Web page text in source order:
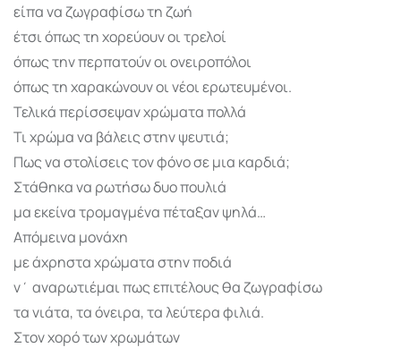
είπα να ζωγραφίσω τη ζωή
έτσι όπως τη χορεύουν οι τρελοί
όπως την περπατούν οι ονειροπόλοι
όπως τη χαρακώνουν οι νέοι ερωτευμένοι.
Τελικά περίσσεψαν χρώματα πολλά
Τι χρώμα να βάλεις στην ψευτιά;
Πως να στολίσεις τον φόνο σε μια καρδιά;
Στάθηκα να ρωτήσω δυο πουλιά
μα εκείνα τρομαγμένα πέταξαν ψηλά…
Απόμεινα μονάχη
με άχρηστα χρώματα στην ποδιά
ν΄ αναρωτιέμαι πως επιτέλους θα ζωγραφίσω
τα νιάτα, τα όνειρα, τα λεύτερα φιλιά.
Στον χορό των χρωμάτων